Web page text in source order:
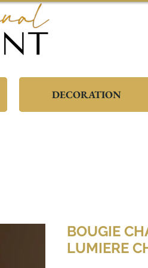
DECORATION
BOUGIE
LUMIERE